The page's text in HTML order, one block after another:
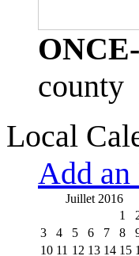
county
Local
Add an
Juillet 2016
1
3
4 5 6 7 8
10 11 12 13 14 15